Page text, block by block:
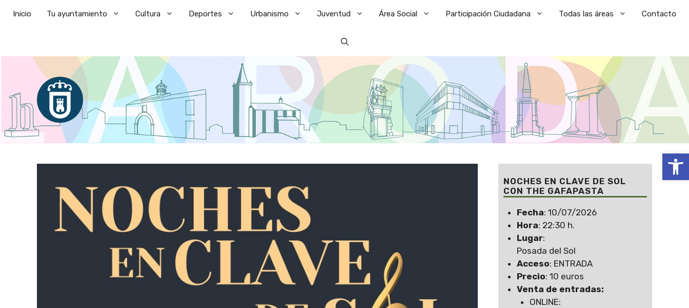
Abrir
Inicio Tu ayuntamiento Cultura Deportes Urbanismo Juventud Área Social Participación Ciudadana Todas las áreas Contacto
NOCHES EN CLAVE DE SOL
CON THE GAFAPASTA
Fecha: 10/07/2026
Hora: 22:30 h.
Lugar:
Posada del Sol
Acceso: ENTRADA
Precio: 10 euros
Venta de entradas:
ONLINE: